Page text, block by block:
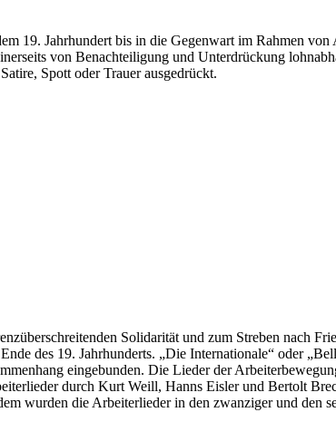
19. Jahrhundert bis in die Gegenwart im Rahmen
von Benachteiligung und Unterdrückung
Spott oder Trauer ausgedrückt.
Solidarität und zum Streben nach
des 19. Jahrhunderts. „Die Internationale“ oder
eingebunden. Die Lieder der
durch Kurt Weill, Hanns Eisler und Bertolt
wurden die Arbeiterlieder in den zwanziger und den